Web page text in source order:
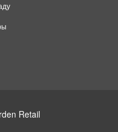
Retail